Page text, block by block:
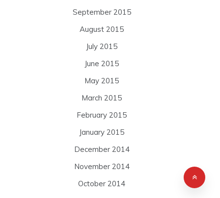
September 2015
August 2015
July 2015
June 2015
May 2015
March 2015
February 2015
January 2015
December 2014
November 2014
October 2014